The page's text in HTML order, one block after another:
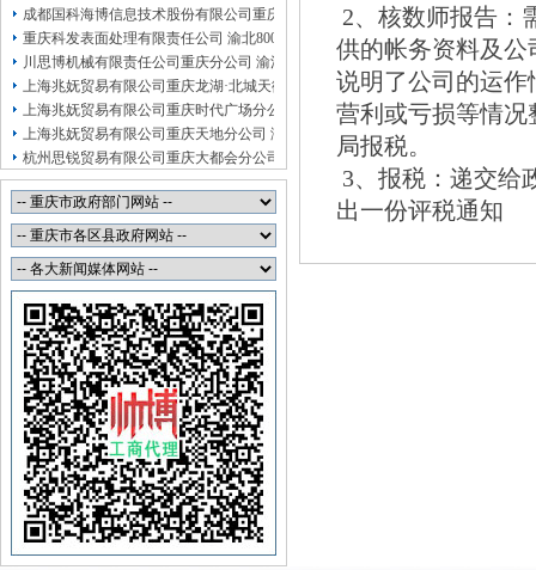
成都国科海博信息技术股份有限公司重庆分公司 渝江 （工商注册）
重庆科发表面处理有限责任公司 渝北800万 （进出口权）
川思博机械有限责任公司重庆分公司 渝江 （工商注册）
上海兆妩贸易有限公司重庆龙湖·北城天街分公司 （工商注册）
上海兆妩贸易有限公司重庆时代广场分公司 渝中 （工商注册）
上海兆妩贸易有限公司重庆天地分公司 渝中 （工商注册）
杭州思锐贸易有限公司重庆大都会分公司 渝中 工商注册
杭州思锐贸易有限公司重庆分公司 渝中 （工商注册）
重庆福安药业集团凯斯特医药有限公司 渝新100万 （进出口权）
重庆斯帕索商贸有限公司 渝中500万 （进出口权）
重庆臣夫商贸有限公司 （执照专让）
重庆卿倾商贸有限责任公司 渝江100万 （工商注册）
2、核数师报告：
供的帐务资料及
说明了公司的运
营利或亏损等情
局报税。
3、报税：递交给
出一份评税通知